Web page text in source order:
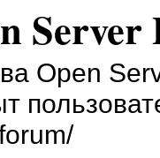
Server
Open